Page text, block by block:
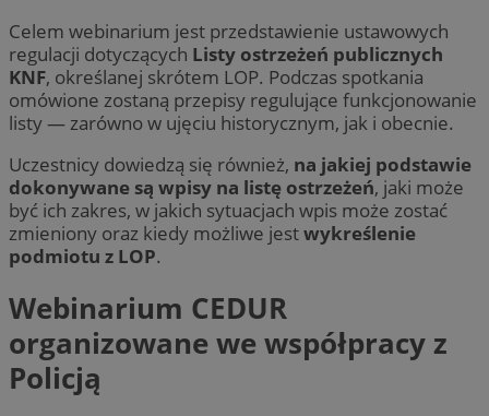
Celem webinarium jest przedstawienie ustawowych
regulacji dotyczących Listy ostrzeżeń publicznych
KNF, określanej skrótem LOP. Podczas spotkania
omówione zostaną przepisy regulujące funkcjonowanie
listy — zarówno w ujęciu historycznym, jak i obecnie.
Uczestnicy dowiedzą się również, na jakiej podstawie
dokonywane są wpisy na listę ostrzeżeń, jaki może
być ich zakres, w jakich sytuacjach wpis może zostać
zmieniony oraz kiedy możliwe jestwykreślenie
podmiotu z LOP.
Webinarium CEDUR
organizowane we współpracy z
Policją